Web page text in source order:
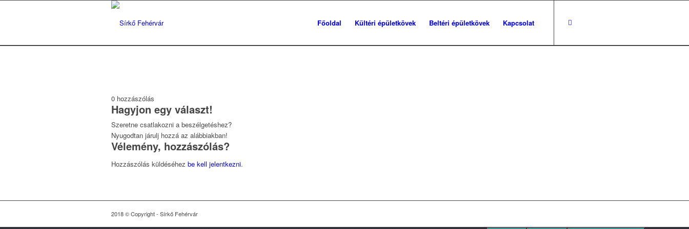
Főoldal Kültéri épületkövek Beltéri épületkövek Kapcsolat
0 hozzászólás
Hagyjon egy választ!
Szeretne csatlakozni a beszélgetéshez?
Nyugodtan járulj hozzá az alábbiakban!
Vélemény, hozzászólás?
Hozzászólás küldéséhez be kell jelentkezni.
2018 © Copyright - Sírkő Fehérvár